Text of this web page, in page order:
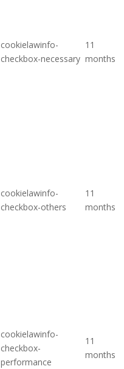
cookielawinfo-
checkbox-necessary
11
months
cookielawinfo-
checkbox-others
11
months
cookielawinfo-
checkbox-
performance
11
months